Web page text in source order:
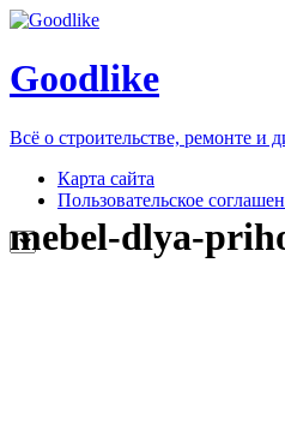
Goodlike
Всё о строительстве, ремонте и
Карта сайта
Пользовательское
mebel-dlya-